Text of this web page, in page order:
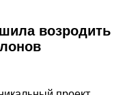
возродить